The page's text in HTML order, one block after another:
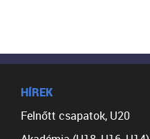
HÍREK
Felnőtt csapatok, U20